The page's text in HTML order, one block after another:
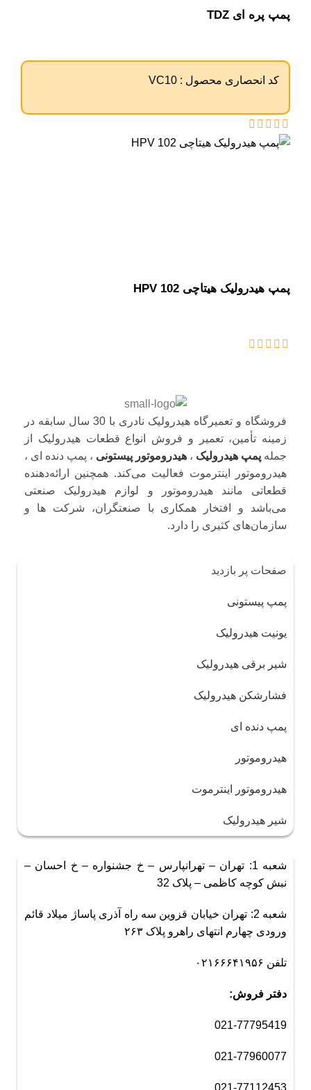
پمپ پره ای TDZ
کد انحصاری محصول : VC10
پمپ هیدرولیک هیتاچی HPV 102
فروشگاه و تعمیرگاه هیدرولیک نادری با 30 سال سابقه در
زمینه تأمین، تعمیر و فروش انواع قطعات هیدرولیک از
جمله پمپ هیدرولیک ، هیدروموتور پیستونی ، پمپ دنده ای ،
هیدروموتور اینترموت فعالیت می‌کند. همچنین ارائه‌دهنده
قطعاتی مانند هیدروموتور و لوازم هیدرولیک صنعتی
می‌باشد و افتخار همکاری با صنعتگران، شرکت ها و
سازمان‌های کثیری را دارد.
صفحات پر بازدید
پمپ پیستونی
یونیت هیدرولیک
شیر برقی هیدرولیک
فشارشکن هیدرولیک
پمپ دنده ای
هیدروموتور
هیدروموتور اینترموت
شیر هیدرولیک
شعبه 1: تهران – تهرانپارس – خ جشنواره – خ احسان –
نبش کوچه کاظمی – پلاک 32
شعبه 2: تهران خیابان قزوین سه راه آذری پاساژ میلاد قائم
ورودی چهارم انتهای راهرو پلاک ۲۶۳
تلفن ۰۲۱۶۶۶۴۱۹۵۶
دفتر فروش:
021-77795419
021-77960077
021-77112453